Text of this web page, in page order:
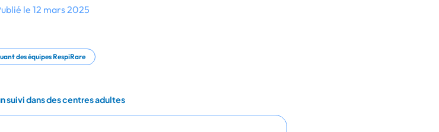
le 12 mars 2025
des équipes RespiRare
suivi dans des centres adultes